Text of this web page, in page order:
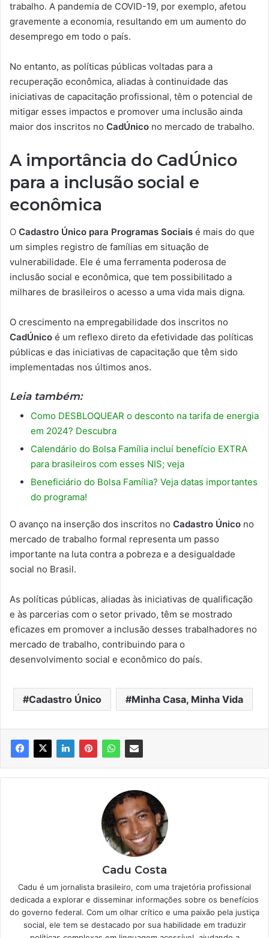
trabalho. A pandemia de COVID-19, por exemplo, afetou
gravemente a economia, resultando em um aumento do
desemprego em todo o país.
No entanto, as políticas públicas voltadas para a
recuperação econômica, aliadas à continuidade das
iniciativas de capacitação profissional, têm o potencial de
mitigar esses impactos e promover uma inclusão ainda
maior dos inscritos no CadÚnico no mercado de trabalho.
A importância do CadÚnico
para a inclusão social e
econômica
O Cadastro Único para Programas Sociais é mais do que
um simples registro de famílias em situação de
vulnerabilidade. Ele é uma ferramenta poderosa de
inclusão social e econômica, que tem possibilitado a
milhares de brasileiros o acesso a uma vida mais digna.
O crescimento na empregabilidade dos inscritos no
CadÚnico é um reflexo direto da efetividade das políticas
públicas e das iniciativas de capacitação que têm sido
implementadas nos últimos anos.
Leia também:
Como DESBLOQUEAR o desconto na tarifa de energia
em 2024? Descubra
Calendário do Bolsa Família incluí benefício EXTRA
para brasileiros com esses NIS; veja
Beneficiário do Bolsa Família? Veja datas importantes
do programa!
O avanço na inserção dos inscritos no Cadastro Único no
mercado de trabalho formal representa um passo
importante na luta contra a pobreza e a desigualdade
social no Brasil.
As políticas públicas, aliadas às iniciativas de qualificação
e às parcerias com o setor privado, têm se mostrado
eficazes em promover a inclusão desses trabalhadores no
mercado de trabalho, contribuindo para o
desenvolvimento social e econômico do país.
Cadastro Único Minha Casa, Minha Vida
Cadu Costa
Cadu é um jornalista brasileiro, com uma trajetória profissional
dedicada a explorar e disseminar informações sobre os benefícios
do governo federal. Com um olhar crítico e uma paixão pela justiça
social, ele tem se destacado por sua habilidade em traduzir